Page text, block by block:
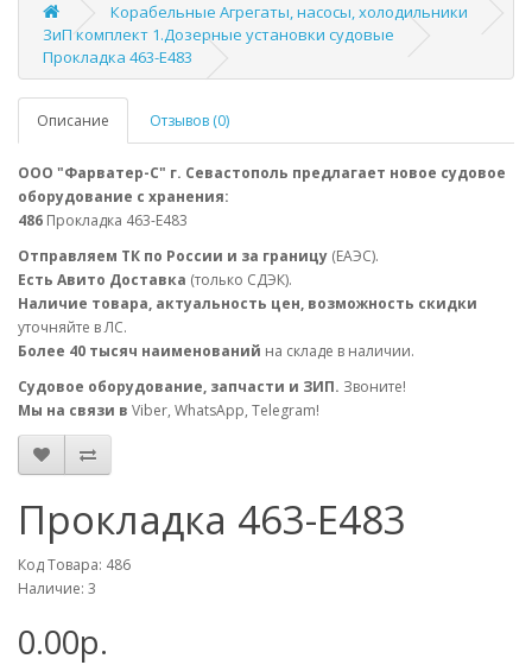
Корабельные Агрегаты, насосы, холодильники
ЗиП комплект 1.Дозерные установки судовые
Прокладка 463-Е483
Описание Отзывов (0)
ООО "Фарватер-С" г. Севастополь предлагает новое судовое
оборудование с хранения:
486 Прокладка 463-Е483
Отправляем ТК по России и за границу (ЕАЭС).
Есть Авито Доставка (только СДЭК).
Наличие товара, актуальность цен, возможность скидки
уточняйте в ЛС.
Более 40 тысяч наименований на складе в наличии.
Судовое оборудование, запчасти и ЗИП. Звоните!
Мы на связи в Viber, WhatsApp, Telegram!
Прокладка 463-Е483
Код Товара: 486
Наличие: 3
0.00р.